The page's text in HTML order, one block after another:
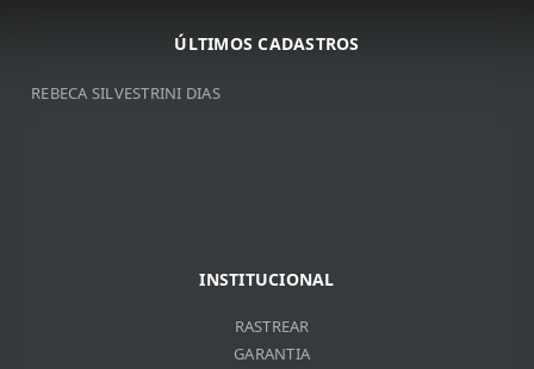
ÚLTIMOS CADASTROS
VITOR DO VALLE SOUZA
INSTITUCIONAL
RASTREAR
GARANTIA